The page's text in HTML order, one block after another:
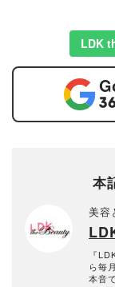
LDK
本
美容
『
ら毎
本音